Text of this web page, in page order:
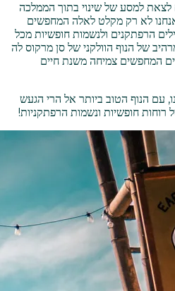
לצאת למסע של שינוי בתוך הממלכה
לא רק מקלט לאלה המחפשים
הרפתקנים ולנשמות חופשיות מכל
של הנוף הוולקני של סן מרקוס לה
המחפשים צמיחה משנת חיים
עם הנוף הטוב ביותר אל הרי הגעש
רוחות חופשיות ונשמות הרפתקניות!